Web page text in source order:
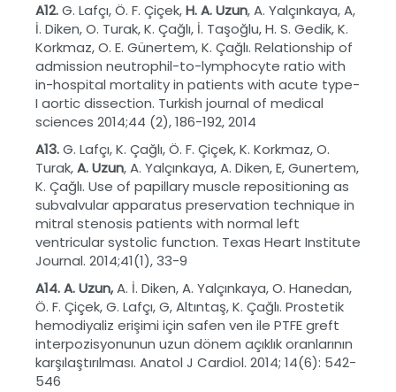
A12.G. Lafçı, Ö. F. Çiçek,H. A. Uzun, A. Yalçınkaya, A,
İ. Diken, O. Turak, K. Çağlı, İ. Taşoğlu, H. S. Gedik, K.
Korkmaz, O. E. Günertem, K. Çağlı. Relationship of
admission neutrophil-to-lymphocyte ratio with
in-hospital mortality in patients with acute type-
I aortic dissection. Turkish journal of medical
sciences 2014;44 (2), 186-192, 2014
A13.G. Lafçı, K. Çağlı, Ö. F. Çiçek, K. Korkmaz, O.
Turak,A. Uzun, A. Yalçınkaya, A. Diken, E, Gunertem,
K. Çağlı. Use of papillary muscle repositioning as
subvalvular apparatus preservation technique in
mitral stenosis patients with normal left
ventricular systolic functıon. Texas Heart Institute
Journal. 2014;41(1), 33-9
A14. A. Uzun,A. İ. Diken, A. Yalçınkaya, O. Hanedan,
Ö. F. Çiçek, G. Lafçı, G, Altıntaş, K. Çağlı. Prostetik
hemodiyaliz erişimi için safen ven ile PTFE greft
interpozisyonunun uzun dönem açıklık oranlarının
karşılaştırılması. Anatol J Cardiol. 2014; 14(6): 542-
546